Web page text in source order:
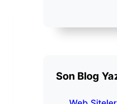
Son Blog